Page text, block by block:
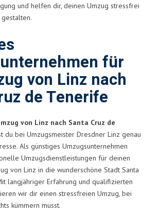
und helfen dir, deinen Umzug stressfrei
für
von Linz nach
de Tenerife
von Linz nach Santa Cruz de
du bei Umzugsmeister Dresdner Linz genau
Als günstiges Umzugsunternehmen
Umzugsdienstleistungen für deinen
von Linz in die wunderschöne Stadt Santa
langjähriger Erfahrung und qualifizierten
wir dir einen stressfreien Umzug, bei
kümmern musst.